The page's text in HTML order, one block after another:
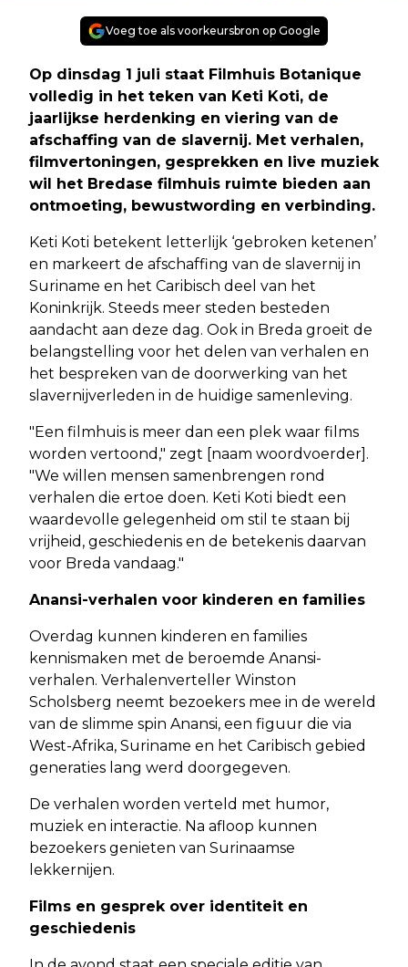
Voeg toe als voorkeursbron op Google
Op dinsdag 1 juli staat Filmhuis Botanique
volledig in het teken van Keti Koti, de
jaarlijkse herdenking en viering van de
afschaffing van de slavernij. Met verhalen,
filmvertoningen, gesprekken en live muziek
wil het Bredase filmhuis ruimte bieden aan
ontmoeting, bewustwording en verbinding.
Keti Koti betekent letterlijk ‘gebroken ketenen’
en markeert de afschaffing van de slavernij in
Suriname en het Caribisch deel van het
Koninkrijk. Steeds meer steden besteden
aandacht aan deze dag. Ook in Breda groeit de
belangstelling voor het delen van verhalen en
het bespreken van de doorwerking van het
slavernijverleden in de huidige samenleving.
"Een filmhuis is meer dan een plek waar films
worden vertoond," zegt [naam woordvoerder].
"We willen mensen samenbrengen rond
verhalen die ertoe doen. Keti Koti biedt een
waardevolle gelegenheid om stil te staan bij
vrijheid, geschiedenis en de betekenis daarvan
voor Breda vandaag."
Anansi-verhalen voor kinderen en families
Overdag kunnen kinderen en families
kennismaken met de beroemde Anansi-
verhalen. Verhalenverteller Winston
Scholsberg neemt bezoekers mee in de wereld
van de slimme spin Anansi, een figuur die via
West-Afrika, Suriname en het Caribisch gebied
generaties lang werd doorgegeven.
De verhalen worden verteld met humor,
muziek en interactie. Na afloop kunnen
bezoekers genieten van Surinaamse
lekkernijen.
Films en gesprek over identiteit en
geschiedenis